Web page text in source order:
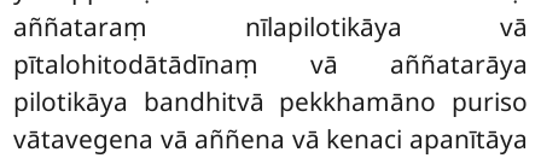
aññataraṃ nīlapilotikāya vā
pītalohitodātādīnaṃ vā aññatarāya
pilotikāya bandhitvā pekkhamāno puriso
vātavegena vā aññena vā kenaci apanītāya